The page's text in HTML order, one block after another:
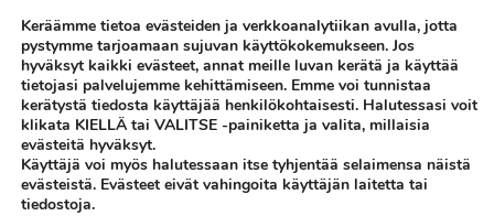
Siirry
navigointiin
Siirry
sisältöön
Valikko
Keräämme tietoa evästeiden ja verkkoanalytiikan avulla, jotta
pystymme tarjoamaan sujuvan käyttökokemukseen. Jos
hyväksyt kaikki evästeet, annat meille luvan kerätä ja käyttää
tietojasi palvelujemme kehittämiseen. Emme voi tunnistaa
kerätystä tiedosta käyttäjää henkilökohtaisesti. Halutessasi voit
klikata KIELLÄ tai VALITSE -painiketta ja valita, millaisia
evästeitä hyväksyt.
Käyttäjä voi myös halutessaan itse tyhjentää selaimensa näistä
evästeistä. Evästeet eivät vahingoita käyttäjän laitetta tai
tiedostoja.